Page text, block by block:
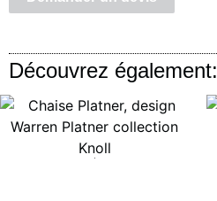
Découvrez également: